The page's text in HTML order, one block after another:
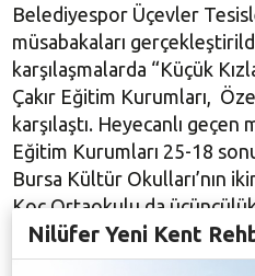
Belediyespor Üçevler
müsabakaları
karşılaşmalarda “Küçük
Çakır Eğitim Kurumları,
karşılaştı. Heyecanlı geçen
Eğitim Kurumları 25-18
Bursa Kültür Okulları’nın
Koç Ortaokulu da üçüncülük
Nilüfer Yeni Kent